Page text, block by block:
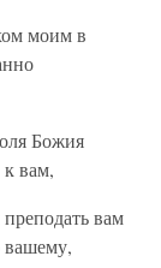
моим в
Божия
вам,
вам
вашему,